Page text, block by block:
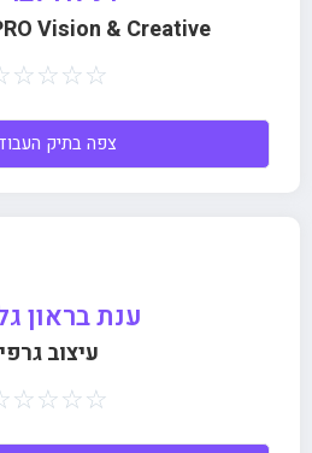
Vision & Creative
☆
☆
☆
☆
צפה בתיק
ענת בראון
עיצוב גרפי
☆
☆
☆
☆